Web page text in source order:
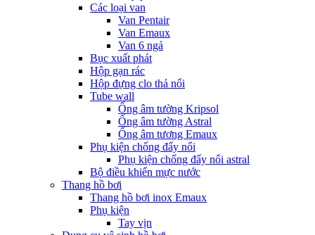
Các loại van
Van Pentair
Van Emaux
Van 6 ngả
Bục xuất phát
Hộp gạn rác
Hộp đựng clo thả nổi
Tube wall
Ống âm tường Kripsol
Ống âm tường Astral
Ống âm tương Emaux
Phụ kiện chống đẩy nổi
Phụ kiện chống đẩy nổi astral
Bộ điều khiển mực nước
Thang hồ bơi
Thang hồ bơi inox Emaux
Phụ kiện
Tay vịn